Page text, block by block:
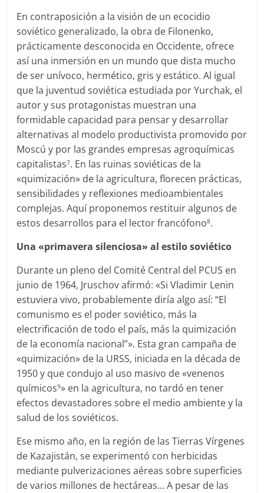
En contraposición a la visión de un ecocidio
soviético generalizado, la obra de Filonenko,
prácticamente desconocida en Occidente, ofrece
así una inmersión en un mundo que dista mucho
de ser unívoco, hermético, gris y estático. Al igual
que la juventud soviética estudiada por Yurchak, el
autor y sus protagonistas muestran una
formidable capacidad para pensar y desarrollar
alternativas al modelo productivista promovido por
Moscú y por las grandes empresas agroquímicas
capitalistas7. En las ruinas soviéticas de la
«quimización» de la agricultura, florecen prácticas,
sensibilidades y reflexiones medioambientales
complejas. Aquí proponemos restituir algunos de
estos desarrollos para el lector francófono8.
Una «primavera silenciosa» al estilo soviético
Durante un pleno del Comité Central del PCUS en
junio de 1964, Jruschov afirmó: «Si Vladimir Lenin
estuviera vivo, probablemente diría algo así: “El
comunismo es el poder soviético, más la
electrificación de todo el país, más la quimización
de la economía nacional”». Esta gran campaña de
«quimización» de la URSS, iniciada en la década de
1950 y que condujo al uso masivo de «venenos
químicos9» en la agricultura, no tardó en tener
efectos devastadores sobre el medio ambiente y la
salud de los soviéticos.
Ese mismo año, en la región de las Tierras Vírgenes
de Kazajistán, se experimentó con herbicidas
mediante pulverizaciones aéreas sobre superficies
de varios millones de hectáreas… A pesar de las